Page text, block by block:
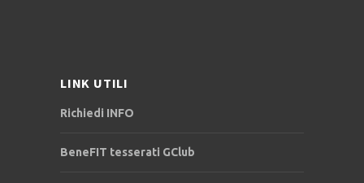
LINK UTILI
Richiedi INFO
BeneFIT tesserati GClub